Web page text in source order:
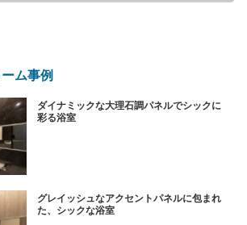
ム事例
ダイナミックな大理石調パネルでシックに
彩る浴室
グレイッシュなアクセントパネルに包まれ
た、シックな浴室